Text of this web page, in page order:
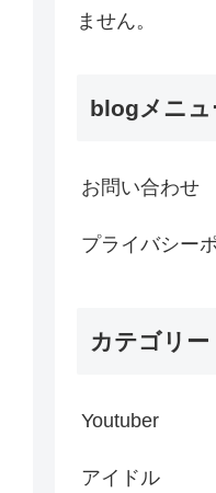
ません。
blogメニュ
お問い合わせ
プライバシー
カテゴリー
Youtuber
アイドル